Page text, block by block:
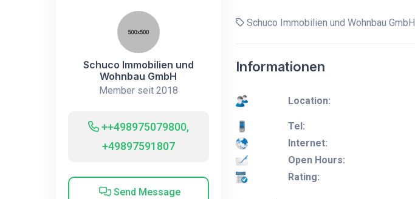
Schuco Immobilien und
Wohnbau GmbH
Member seit 2018
++498975079800,
+49897591807
Send Message
Schuco Immobilien und Wohnbau GmbH
Informationen
Location:
Tel:
Internet:
Open Hours:
Rating: